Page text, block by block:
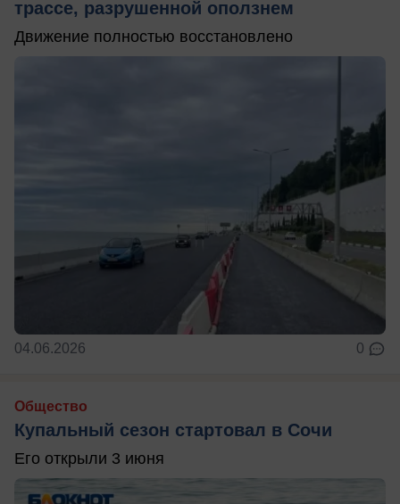
трассе, разрушенной оползнем
Движение полностью восстановлено
04.06.2026 0
Общество
Купальный сезон стартовал в Сочи
Его открыли 3 июня